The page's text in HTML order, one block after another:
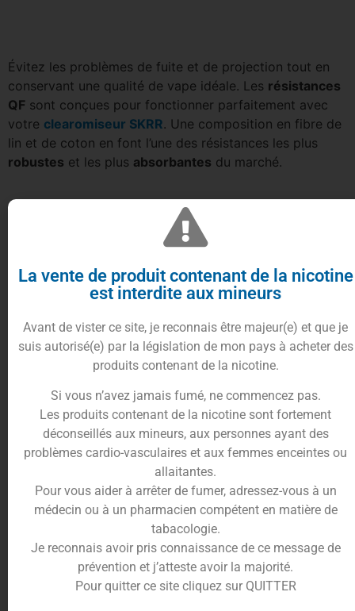
Évitez les problèmes de fuite et de projection tout en
conservant une qualité de vape idéale. Les résistances
QF sont conçues pour fonctionner parfaitement avec
votre clearomiseur SKRR. Une composition en fibre de
lin et de coton en font l’une des résistances les plus
robustes et les plus absorbantes du marché.
Cette résistance est vendue à l’unité !
3.80€
Ajouter au panier 10%cumulés en
Description Informations complémentaires
Trusted Shops Reviews
La vente de produit contenant de la nicotine
est interdite aux mineurs
Avant de vister ce site, je reconnais être majeur(e) et que je
suis autorisé(e) par la législation de mon pays à acheter des
produits contenant de la nicotine.
Si vous n’avez jamais fumé, ne commencez pas.
Les produits contenant de la nicotine sont fortement
déconseillés aux mineurs, aux personnes ayant des
problèmes cardio-vasculaires et aux femmes enceintes ou
allaitantes.
Pour vous aider à arrêter de fumer, adressez-vous à un
médecin ou à un pharmacien compétent en matière de
tabacologie.
Je reconnais avoir pris connaissance de ce message de
prévention et j’atteste avoir la majorité.
Pour quitter ce site cliquez sur QUITTER